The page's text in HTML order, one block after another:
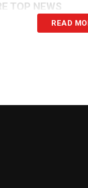
TOP NEWS
READ